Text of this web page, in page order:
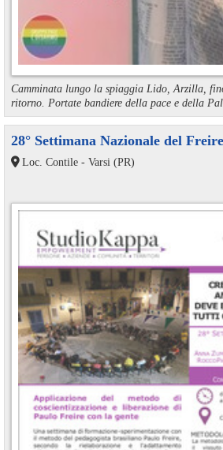
Camminata lungo la spiaggia Lido, Arzilla,
ritorno. Portate bandiere della pace e della
28° Settimana Nazionale del Freire
Loc. Contile - Varsi (PR)